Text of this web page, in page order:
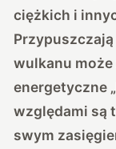
ciężkich i
wulkanu
energetyczne
względami są
swym